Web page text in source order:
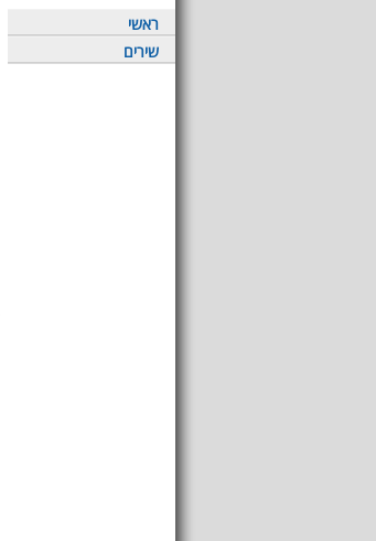
ראשי
שירים